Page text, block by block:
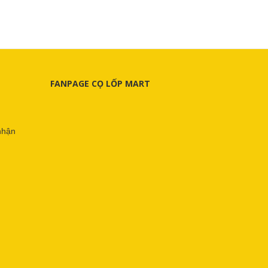
FANPAGE CỌ LỐP MART